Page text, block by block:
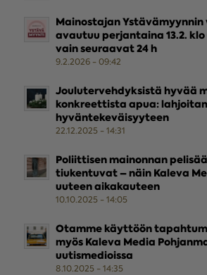
Mainostajan
avautuu perjantaina 13.2.
vain seuraavat 24 h
9.2.2026 - 09:42
Joulutervehdyksistä hyvää
konkreettista apua:
hyväntekeväisyyteen
22.12.2025 - 14:31
Poliittisen mainonnan
tiukentuvat – näin Kaleva
uuteen aikakauteen
10.10.2025 - 14:05
Otamme käyttöön
myös Kaleva Media
uutismedioissa
8.10.2025 - 14:35